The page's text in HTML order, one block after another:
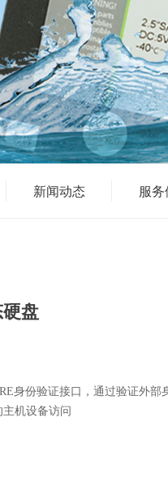
新闻动态 服务
盘
身份验证接口，通过验证外部
机设备访问